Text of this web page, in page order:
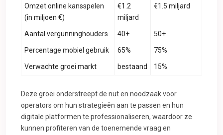
Omzet online kansspelen
(in miljoen €)
€1.2
miljard
€1.5 miljard
Aantal vergunninghouders 40+ 50+
Percentage mobiel gebruik 65% 75%
Verwachte groei markt bestaand 15%
Deze groei onderstreept de nut en noodzaak voor
operators om hun strategieën aan te passen en hun
digitale platformen te professionaliseren, waardoor ze
kunnen profiteren van de toenemende vraag en